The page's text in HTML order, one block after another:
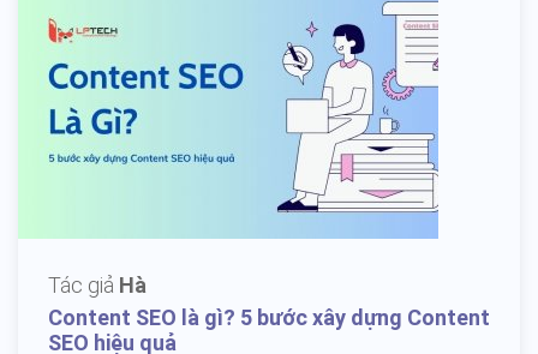
Tác giả Hà
Content SEO là gì? 5 bước xây dựng Content
SEO hiệu quả